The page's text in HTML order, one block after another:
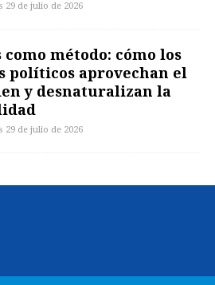
29 de julio de 2026
como método: cómo los
políticos aprovechan el
y desnaturalizan la
29 de julio de 2026